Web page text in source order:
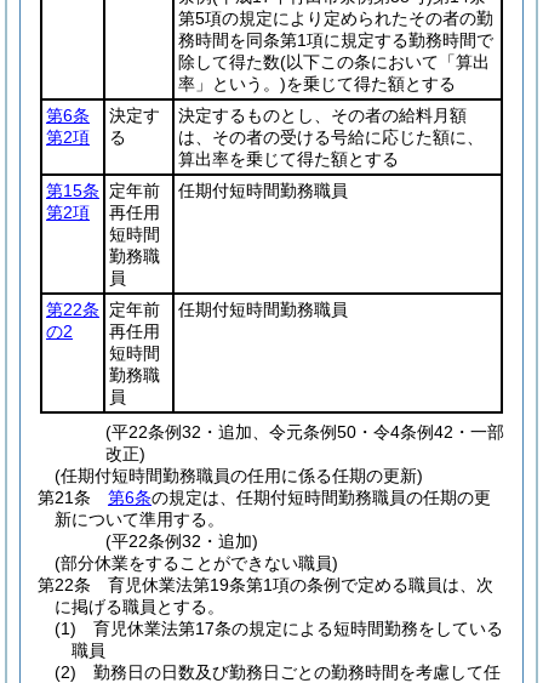
第5項の規定により定められたその者の勤
務時間を同条第1項に規定する勤務時間で
除して得た数(以下この条において「算出
率」という。)を乗じて得た額とする
第6条
第2項
決定す
る
決定するものとし、その者の給料月額
は、その者の受ける号給に応じた額に、
算出率を乗じて得た額とする
第15条
第2項
定年前
再任用
短時間
勤務職
員
任期付短時間勤務職員
第22条
の2
定年前
再任用
短時間
勤務職
員
任期付短時間勤務職員
(平22条例32・追加、令元条例50・令4条例42・一部
改正)
(任期付短時間勤務職員の任用に係る任期の更新)
第21条
第6条の規定は、任期付短時間勤務職員の任期の更
新について準用する。
(平22条例32・追加)
(部分休業をすることができない職員)
第22条
育児休業法第19条第1項の条例で定める職員は、次
に掲げる職員とする。
(1)
育児休業法第17条の規定による短時間勤務をしている
職員
(2)
勤務日の日数及び勤務日ごとの勤務時間を考慮して任